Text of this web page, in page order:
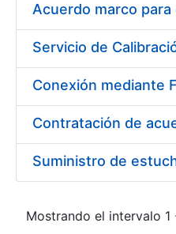
Mostrando el intervalo